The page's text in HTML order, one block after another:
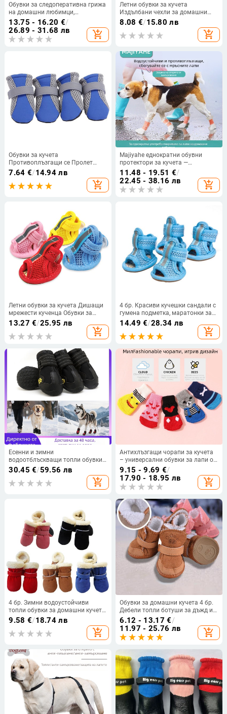
Обувки за следоперативна грижа
на домашни любимци,
водоустойчиви протектори за
лапи и противохлъзгащи обувки
за външна употреба
13.75 - 16.20 €/
26.89 - 31.68 лв
add_shopping_cart
Летни обувки за кучета
Издълбани чехли за домашни
любимци Дишащи плажни
джапанки Ежедневни плъзгащи
се плоски обувки Сандали
Кученце Обувки с малки дупки за
кучета
8.08 €/15.80 лв
add_shopping_cart
Обувки за кучета
Противоплъзгащи се Пролет
Лято Ботуши за кучета Защита
за лапи Светлоотразителни
ленти Куче Чихуахуа Теди
Дишащи мрежести обувки Pet
7.64 €/14.94 лв
add_shopping_cart
Majiyahe еднократни обувни
протектори за кучета —
противохлъзгащи,
водоустойчиви покрития за лапи
с мека подметка
11.48 - 19.51 €/
22.45 - 38.16 лв
add_shopping_cart
Летни обувки за кучета Дишащи
мрежести кученца Обувки за
домашни кучета за малки кучета
Котки Сладки противоплъзгащи
се сандали за чихуахуа мопс
13.27 €/25.95 лв
add_shopping_cart
4 бр. Красиви кучешки сандали с
гумена подметка, маратонки за
кучета, прости дишащи мрежести
обувки за кучета
14.49 €/28.34 лв
add_shopping_cart
Есенни и зимни
водоотблъскващи топли обувки
за кучета, голдън ретривър,
хъски, бордър коли, средни и
големи кучета, трансгранични
европейски и американски най-
30.45 €/59.56 лв
add_shopping_cart
Антихлъзгащи чорапи за кучета
– универсални обувки за лапи от
TPE, защита против пързаляне,
модел F98HHH955S8969
9.15 - 9.69 €/
17.90 - 18.95 лв
add_shopping_cart
4 бр. Зимни водоустойчиви
топли обувки за домашни кучета
Нехлъзгащи се ботуши за сняг за
малки породи кучета Кученце
Котка Чихуахуа Грижа за лапите
на домашни любимци Мопс
9.58 €/18.74 лв
add_shopping_cart
Обувки за домашни кучета 4 бр.
Дебели топли ботуши за дъжд и
сняг Картонени ботуши
Prewalkers Разходки за кученца
Маратонки Аксесоари за кучета
6.12 - 13.17 €/
11.97 - 25.76 лв
add_shopping_cart